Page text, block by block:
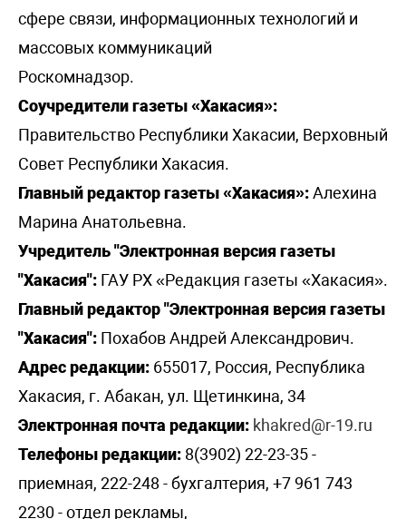
сфере связи, информационных технологий и
массовых коммуникаций
Роскомнадзор.
Соучредители газеты «Хакасия»:
Правительство Республики Хакасии, Верховный
Совет Республики Хакасия.
Главный редактор газеты «Хакасия»:Алехина
Марина Анатольевна.
Учредитель "Электронная версия газеты
"Хакасия": ГАУ РХ «Редакция газеты «Хакасия».
Главный редактор "Электронная версия газеты
"Хакасия": Похабов Андрей Александрович.
Адрес редакции: 655017, Россия, Республика
Хакасия, г. Абакан, ул. Щетинкина, 34
Электронная почта редакции: khakred@r-19.ru
Телефоны редакции: 8(3902) 22-23-35 -
приемная, 222-248 - бухгалтерия, +7 961 743
2230 - отдел рекламы,